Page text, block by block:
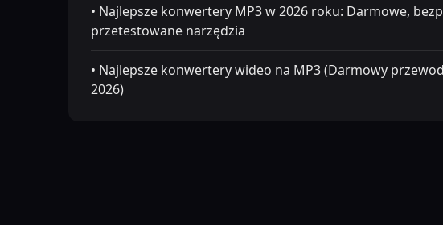
• Najlepsze konwertery MP3 w 2026 roku: Darmowe,
przetestowane narzędzia
• Najlepsze konwertery wideo na MP3 (Darmowy
2026)